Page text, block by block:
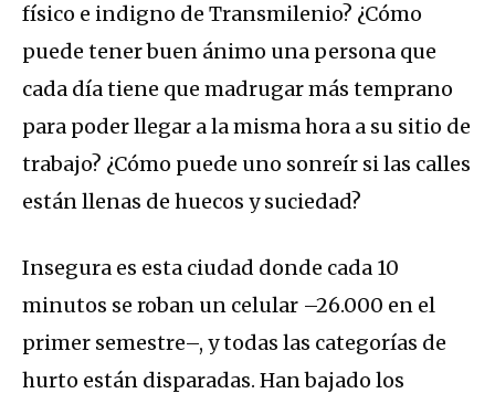
físico e indigno de Transmilenio? ¿Cómo
puede tener buen ánimo una persona que
cada día tiene que madrugar más temprano
para poder llegar a la misma hora a su sitio de
trabajo? ¿Cómo puede uno sonreír si las calles
están llenas de huecos y suciedad?
Insegura es esta ciudad donde cada 10
minutos se roban un celular –26.000 en el
primer semestre–, y todas las categorías de
hurto están disparadas. Han bajado los